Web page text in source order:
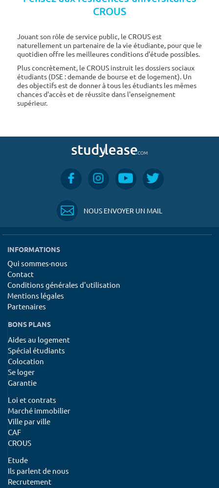
CROUS
Jouant son rôle de service public, le CROUS est
naturellement un partenaire de la vie étudiante, pour que le
quotidien offre les meilleures conditions d'étude possibles.
Plus concrètement, le CROUS instruit les dossiers sociaux
étudiants (DSE : demande de bourse et de logement). Un
des objectifs est de donner à tous les étudiants les mêmes
chances d'accès et de réussite dans l'enseignement
supérieur.
NOUS ENVOYER UN MAIL
INFORMATIONS
Qui sommes-nous
Contact
Conditions générales d'utilisation
Mentions légales
Partenaires
BONS PLANS
Aides au logement
Spécial étudiants
Colocation
Se loger
Garantie
Loi et contrats
Marché immobilier
Ville par ville
CAF
CROUS
Etude
Ils parlent de nous
Recrutement